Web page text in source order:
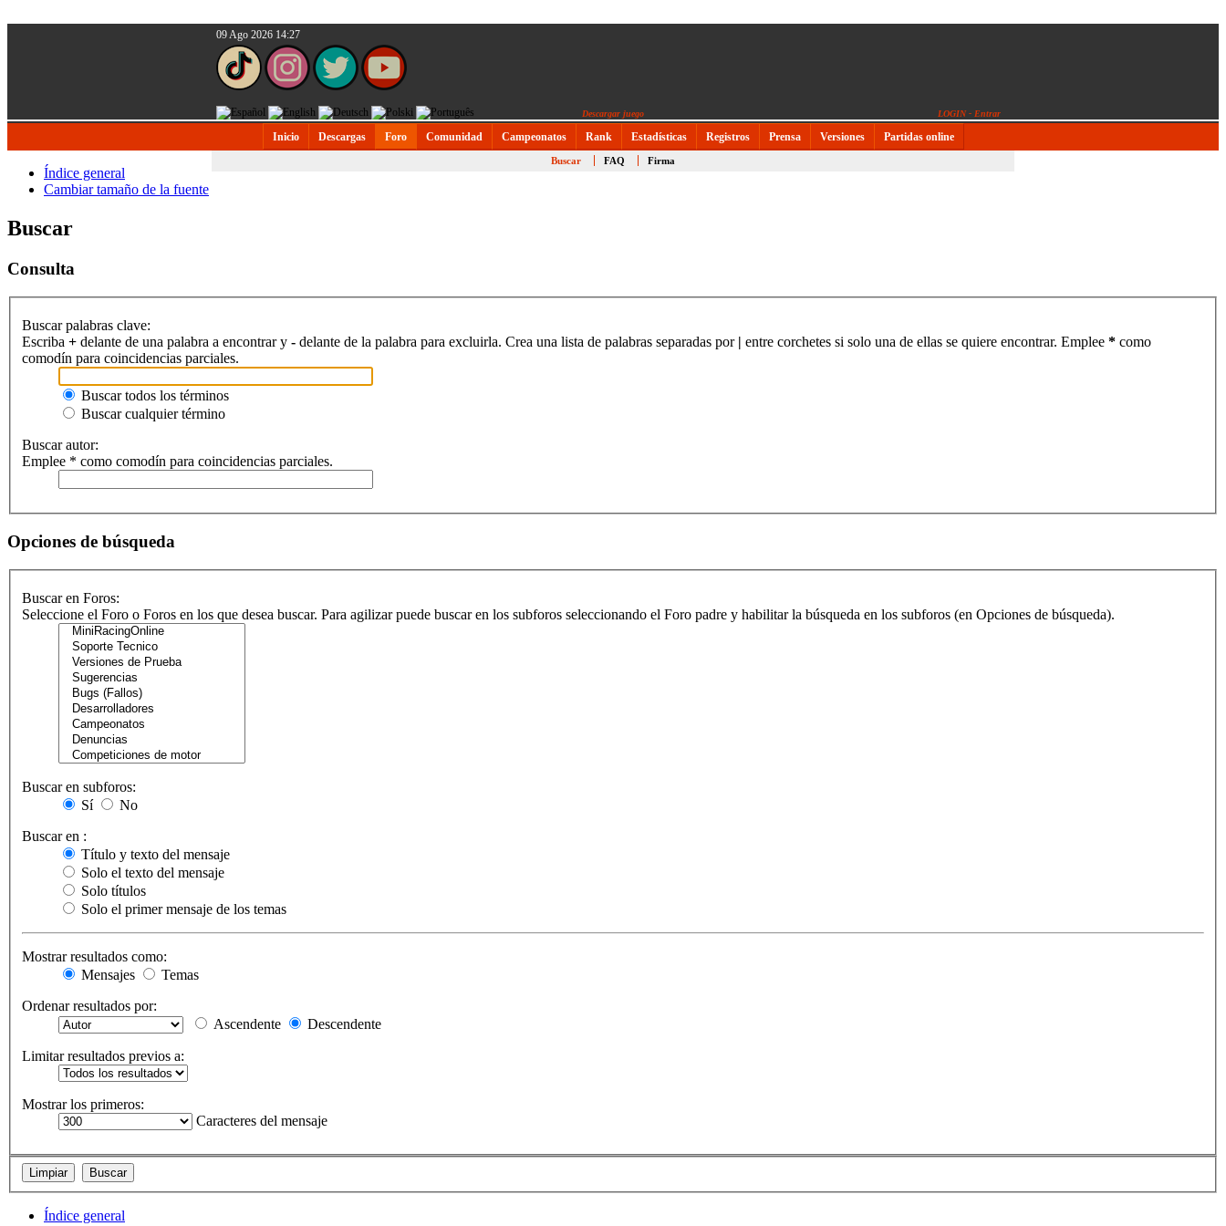
09 Ago 2026 14:27
Descargar juego LOGIN - Entrar
Inicio Descargas Foro Comunidad Campeonatos Rank Estadísticas Registros Prensa Versiones Partidas online
Buscar FAQ Firma
Índice general
Cambiar tamaño de la fuente
Buscar
Consulta
Buscar palabras clave:
Escriba + delante de una palabra a encontrar y - delante de la palabra para excluirla. Crea una lista de palabras separadas por | entre corchetes si solo una de ellas se quiere encontrar. Emplee * como
comodín para coincidencias parciales.
Buscar todos los términos
Buscar cualquier término
Buscar autor:
Emplee * como comodín para coincidencias parciales.
Opciones de búsqueda
Buscar en Foros:
Seleccione el Foro o Foros en los que desea buscar. Para agilizar puede buscar en los subforos seleccionando el Foro padre y habilitar la búsqueda en los subforos (en Opciones de búsqueda).
Buscar en subforos:
Sí
No
Buscar en :
Título y texto del mensaje
Solo el texto del mensaje
Solo títulos
Solo el primer mensaje de los temas
Mostrar resultados como:
Mensajes
Temas
Ordenar resultados por:
Ascendente
Descendente
Limitar resultados previos a:
Mostrar los primeros:
Caracteres del mensaje
Índice general